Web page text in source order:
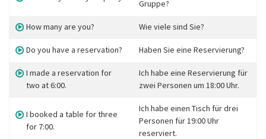
Gruppe?
How many are you? Wie viele sind Sie?
Do you have a reservation? Haben Sie eine Reservierung?
I made a reservation for
two at 6:00.
Ich habe eine Reservierung für
zwei Personen um 18:00 Uhr.
I booked a table for three
for 7:00.
Ich habe einen Tisch für drei
Personen für 19:00 Uhr
reserviert.